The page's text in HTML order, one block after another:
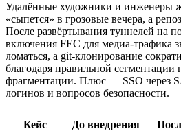
Удалённые художники и инженеры
«сыпется» в грозовые вечера, а
После развёртывания туннелей на
включения FEC для медиа-трафика
ломаться, а git-клонирование
благодаря правильной сегментации
фрагментации. Плюс — SSO через
логинов и вопросов безопасности.
Кейс До внедрения